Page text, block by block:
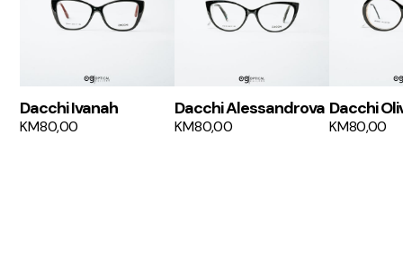
Dacchi Ivanah
KM80,00
Dacchi Alessandrova
KM80,00
Dacchi
KM80,00